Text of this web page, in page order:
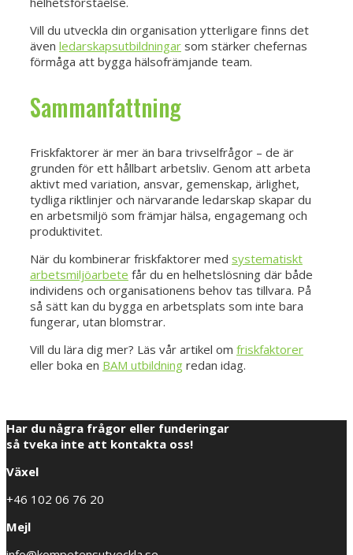
Vill du utveckla din organisation ytterligare finns det
även ledarskapsutbildningar som stärker chefernas
förmåga att bygga hälsofrämjande team.
Sammanfattning
Friskfaktorer är mer än bara trivselfrågor – de är
grunden för ett hållbart arbetsliv. Genom att arbeta
aktivt med variation, ansvar, gemenskap, ärlighet,
tydliga riktlinjer och närvarande ledarskap skapar du
en arbetsmiljö som främjar hälsa, engagemang och
produktivitet.
När du kombinerar friskfaktorer med systematiskt
arbetsmiljöarbete får du en helhetslösning där både
individens och organisationens behov tas tillvara. På
så sätt kan du bygga en arbetsplats som inte bara
fungerar, utan blomstrar.
Vill du lära dig mer? Läs vår artikel om friskfaktorer
eller boka en BAM utbildning redan idag.
Har du några frågor eller funderingar
så tveka inte att kontakta oss!
Växel
+46 102 06 76 20
Mejl